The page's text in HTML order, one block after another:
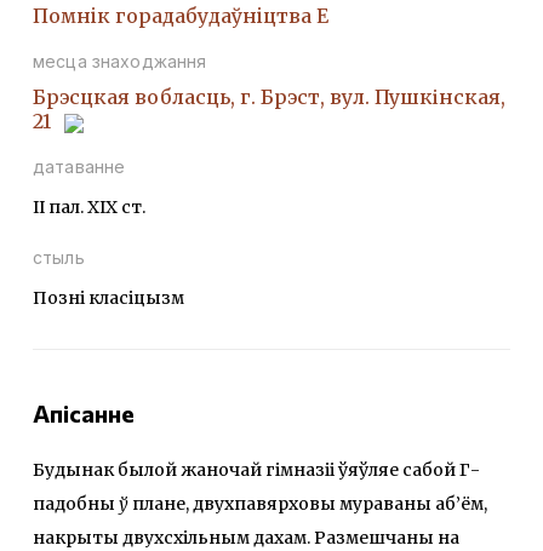
Помнiк горадабудаўнiцтва Е
месца знаходжання
Брэсцкая вобласць, г. Брэст, вул. Пушкінская,
21
датаванне
II пал. XIX ст.
стыль
Позні класіцызм
Апісанне
Будынак былой жаночай гімназіі ўяўляе сабой Г-
падобны ў плане, двухпавярховы мураваны аб’ём,
накрыты двухсхільным дахам. Размешчаны на